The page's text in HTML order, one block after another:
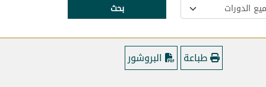
بحث
طباعة البروشور